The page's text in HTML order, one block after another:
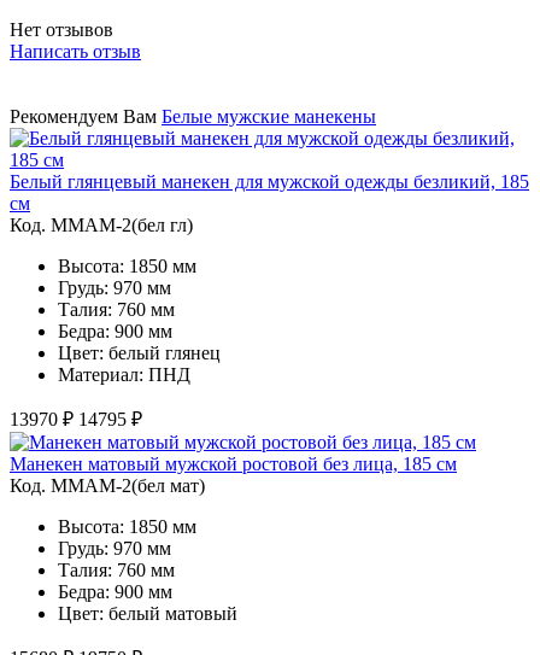
Нет отзывов
Написать отзыв
Рекомендуем Вам Белые мужские манекены
Белый глянцевый манекен для мужской одежды безликий, 185
см
Код. MMAM-2(бел гл)
Высота: 1850 мм
Грудь: 970 мм
Талия: 760 мм
Бедра: 900 мм
Цвет: белый глянец
Материал: ПНД
13970 ₽ 14795 ₽
Манекен матовый мужской ростовой без лица, 185 см
Код. MMAM-2(бел мат)
Высота: 1850 мм
Грудь: 970 мм
Талия: 760 мм
Бедра: 900 мм
Цвет: белый матовый